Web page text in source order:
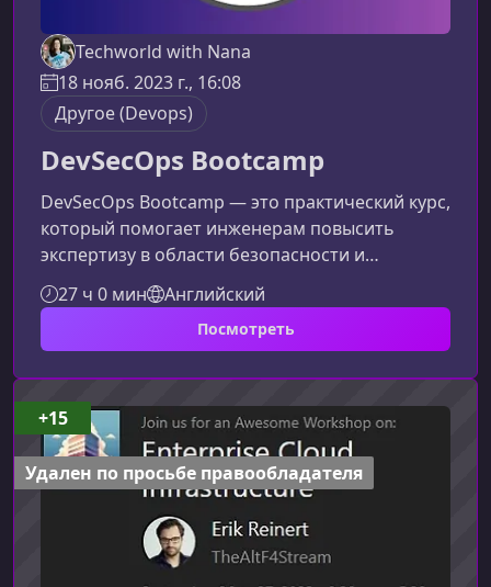
Techworld with Nana
18 нояб. 2023 г., 16:08
Другое (Devops)
DevSecOps Bootcamp
DevSecOps Bootcamp — это практический курс,
который помогает инженерам повысить
экспертизу в области безопасности и
интегрировать её в каждый этап разработки.
Если вы хотите стать незаменимым
специалистом, ускорить процессы поставки
защиты, этот курс станет ключевой точкой
роста.Почему навыки DevSecOps становятся
критически важнымиС ростом числа
киберугроз компании все активнее внедряют
DevSecOps-подходы,
27 ч 0 мин Английский
Посмотреть
+15
Удален по просьбе правообладателя